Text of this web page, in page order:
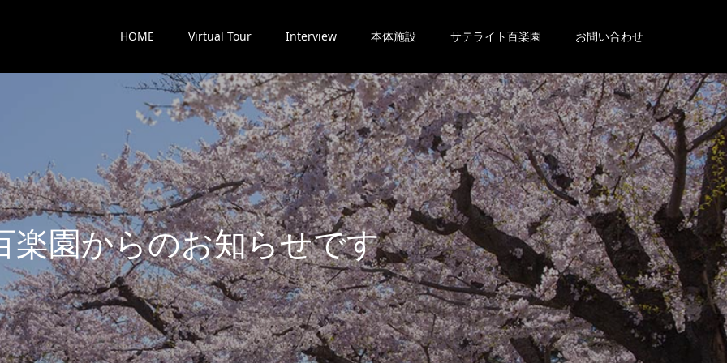
HOME Virtual Tour Interview 本体施設 サテライト百楽園 お問い合わせ
楽園からのお知らせです。